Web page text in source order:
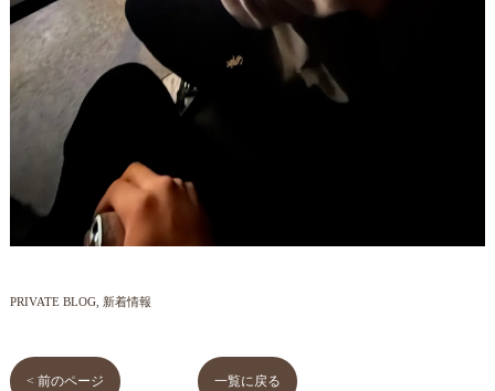
PRIVATE BLOG 新着情報
< 前のページ 一覧に戻る